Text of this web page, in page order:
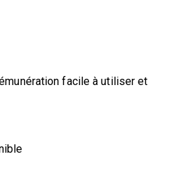
facile à utiliser et